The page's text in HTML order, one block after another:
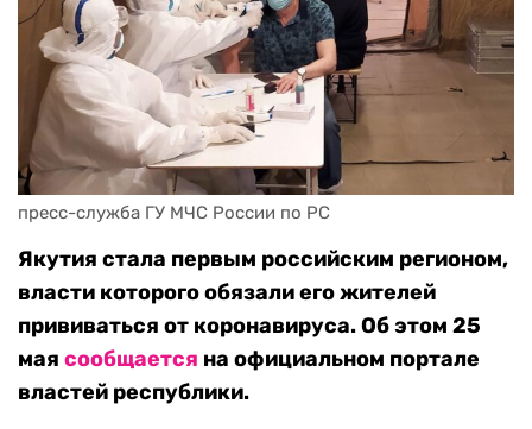
пресс-служба ГУ МЧС России по РС
Якутия стала первым российским регионом,
власти которого обязали его жителей
прививаться от коронавируса. Об этом 25
мая сообщается на официальном портале
властей республики.